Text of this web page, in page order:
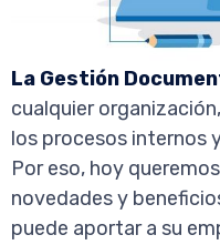
La Gestión
cualquier
los procesos internos
Por eso, hoy
novedades y
puede aportar a su